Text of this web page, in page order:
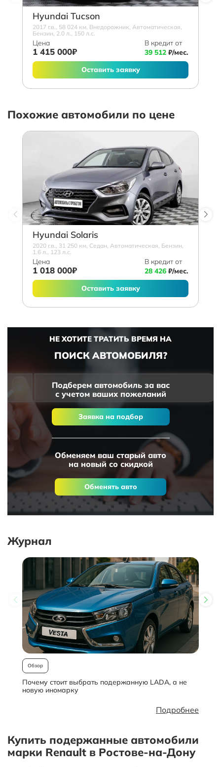
Hyundai Tucson
2017 г.в., 58 024 км, Внедорожник, Автоматическая,
Бензин, 2.0 л., 150 л.с.
Цена
1 415 000₽
В кредит от
39 512 ₽/мес.
Оставить заявку
Похожие автомобили по цене
Hyundai Solaris
2020 г.в., 31 250 км, Седан, Автоматическая, Бензин,
1.6 л., 123 л.с.
Цена
1 018 000₽
В кредит от
28 426 ₽/мес.
Оставить заявку
НЕ ХОТИТЕ ТРАТИТЬ ВРЕМЯ НА
ПОИСК АВТОМОБИЛЯ?
Подберем автомобиль за вас
с учетом ваших пожеланий
Заявка на подбор
Обменяем ваш старый авто
на новый со скидкой
Обменять авто
Журнал
Обзор
Почему стоит выбрать подержанную LADA, а не
новую иномарку
Подробнее
Купить подержанные автомобили
марки Renault в Ростове-на-Дону